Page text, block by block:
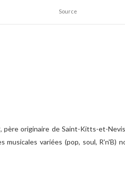
Source
père originaire de Saint-Kitts-et-
musicales variées (pop, soul, R'n'B)